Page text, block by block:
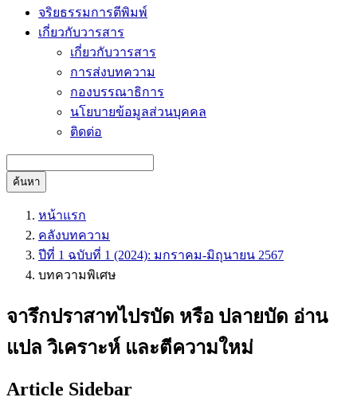
จริยธรรมการตีพิมพ์
เกี่ยวกับวารสาร
เกี่ยวกับวารสาร
การส่งบทความ
กองบรรณาธิการ
นโยบายข้อมูลส่วนบุคคล
ติดต่อ
ค้นหา
หน้าแรก
คลังบทความ
ปีที่ 1 ฉบับที่ 1 (2024): มกราคม-มิถุนายน 2567
บทความพิเศษ
จารึกปราสาทไปรบัด หรือ ปลายบัด อ่าน
แปล วิเคราะห์ และตีความใหม่
Article Sidebar